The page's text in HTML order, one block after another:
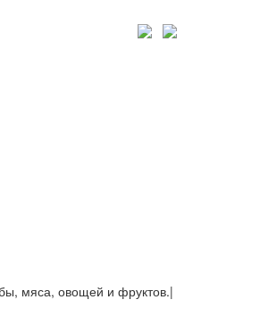
мяса, овощей и фруктов.|